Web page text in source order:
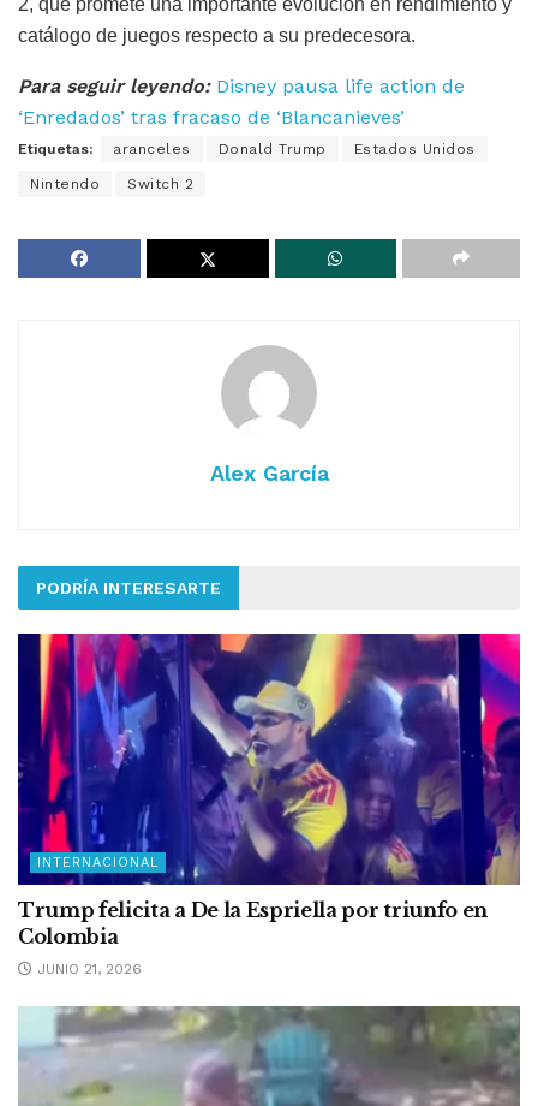
2, que promete una importante evolución en rendimiento y
catálogo de juegos respecto a su predecesora.
Para seguir leyendo: Disney pausa life action de
‘Enredados’ tras fracaso de ‘Blancanieves’
Etiquetas: aranceles Donald Trump Estados Unidos
Nintendo Switch 2
Alex García
PODRÍA INTERESARTE
INTERNACIONAL
Trump felicita a De la Espriella por triunfo en
Colombia
JUNIO 21, 2026